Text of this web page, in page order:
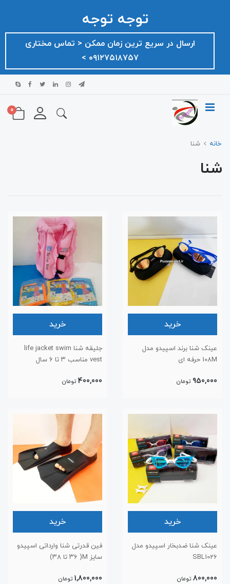
توجه توجه
ارسال در سریع ترین زمان ممکن ‌< تماس مختاری
۰۹۱۲۷۵۱۸۷۵۷ >
0
خانه شنا
شنا
خرید
عینک شنا برند اسپیدو مدل
108M حرفه ای
950,000 تومان
خرید
جلیقه شنا life jacket swim
vest مناسب ۳ تا ۶ سال
400,000 تومان
خرید
عینک شنا ضدبخار اسپیدو مدل
SBL1026
800,000 تومان
خرید
فین قدرتی شنا وارداتی اسپیدو
سایز M( ۳۶ تا ۳۸)
1,800,000 تومان